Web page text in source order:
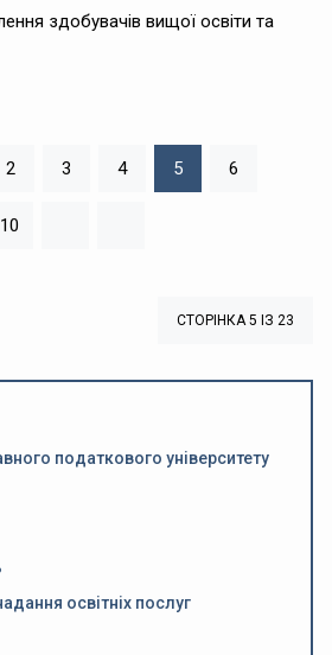
здобувачів вищої освіти та
2 3 4 5 6
10
СТОРІНКА 5 ІЗ 23
податкового університету
освітніх послуг